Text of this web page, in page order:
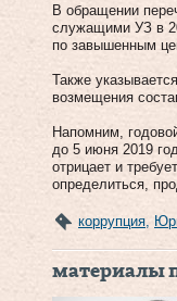
В обращении
служащими УЗ в
по завышенным
Также
возмещения
Напомним,
до 5 июня 2019
отрицает и
определиться,
коррупция
материалы